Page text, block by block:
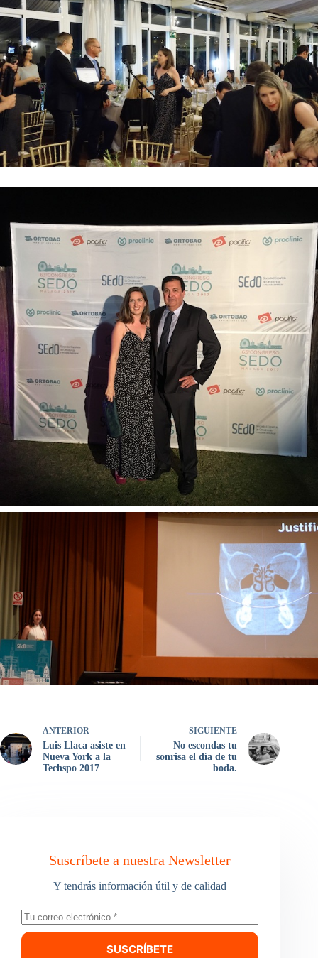
ANTERIOR
Luis Llaca asiste en
Nueva York a la
Techspo 2017
SIGUIENTE
No escondas tu
sonrisa el día de tu
boda.
Suscríbete a nuestra Newsletter
Y tendrás información útil y de calidad
SUSCRÍBETE